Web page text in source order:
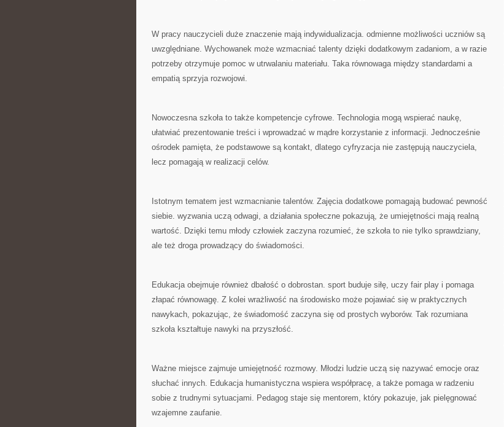
W pracy nauczycieli duże znaczenie mają indywidualizacja. odmienne możliwości uczniów są
uwzględniane. Wychowanek może wzmacniać talenty dzięki dodatkowym zadaniom, a w razie
potrzeby otrzymuje pomoc w utrwalaniu materiału. Taka równowaga między standardami a
empatią sprzyja rozwojowi.
Nowoczesna szkoła to także kompetencje cyfrowe. Technologia mogą wspierać naukę,
ułatwiać prezentowanie treści i wprowadzać w mądre korzystanie z informacji. Jednocześnie
ośrodek pamięta, że podstawowe są kontakt, dlatego cyfryzacja nie zastępują nauczyciela,
lecz pomagają w realizacji celów.
Istotnym tematem jest wzmacnianie talentów. Zajęcia dodatkowe pomagają budować pewność
siebie. wyzwania uczą odwagi, a działania społeczne pokazują, że umiejętności mają realną
wartość. Dzięki temu młody człowiek zaczyna rozumieć, że szkoła to nie tylko sprawdziany,
ale też droga prowadzący do świadomości.
Edukacja obejmuje również dbałość o dobrostan. sport buduje siłę, uczy fair play i pomaga
złapać równowagę. Z kolei wrażliwość na środowisko może pojawiać się w praktycznych
nawykach, pokazując, że świadomość zaczyna się od prostych wyborów. Tak rozumiana
szkoła kształtuje nawyki na przyszłość.
Ważne miejsce zajmuje umiejętność rozmowy. Młodzi ludzie uczą się nazywać emocje oraz
słuchać innych. Edukacja humanistyczna wspiera współpracę, a także pomaga w radzeniu
sobie z trudnymi sytuacjami. Pedagog staje się mentorem, który pokazuje, jak pielęgnować
wzajemne zaufanie.